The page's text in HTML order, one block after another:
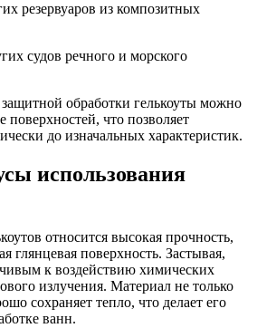
резервуаров из композитных
судов речного и морского
обработки гелькоуты можно
поверхностей, что позволяет
до изначальных характеристик.
использования
относится высокая прочность,
глянцевая поверхность. Застывая,
к воздействию химических
излучения. Материал не только
сохраняет тепло, что делает его
ванн.